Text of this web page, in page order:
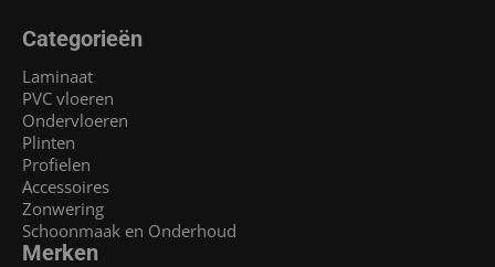
Categorieën
Laminaat
PVC vloeren
Ondervloeren
Plinten
Profielen
Accessoires
Zonwering
Schoonmaak en Onderhoud
Merken